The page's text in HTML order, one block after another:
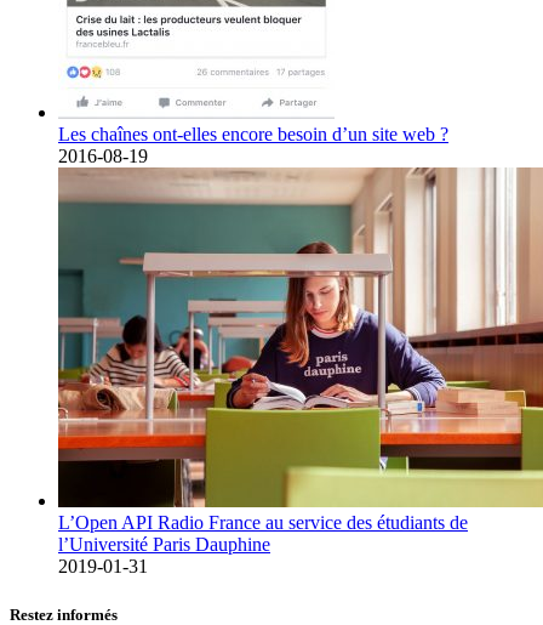
Les chaînes ont-elles encore besoin d’un site web ?
2016-08-19
L’Open API Radio France au service des étudiants de
l’Université Paris Dauphine
2019-01-31
Restez informés